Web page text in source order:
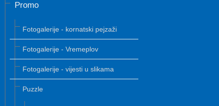
Promo
Fotogalerije - kornatski pejzaži
Fotogalerije - Vremeplov
Fotogalerije - vijesti u slikama
Puzzle